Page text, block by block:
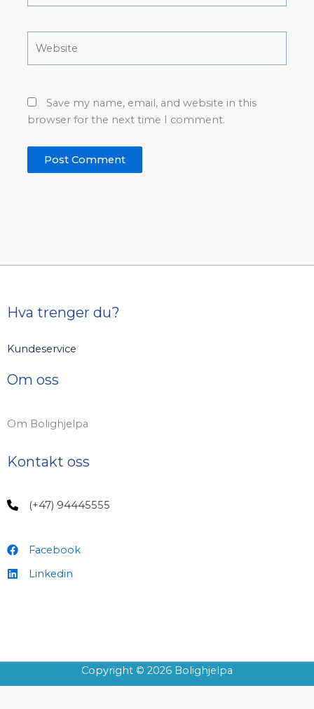
Save my name, email, and website in this
browser for the next time I comment.
Hva trenger du?
Kundeservice
Om oss
Om Bolighjelpa
Kontakt oss
(+47) 94445555
Facebook
Linkedin
Copyright © 2026 Bolighjelpa